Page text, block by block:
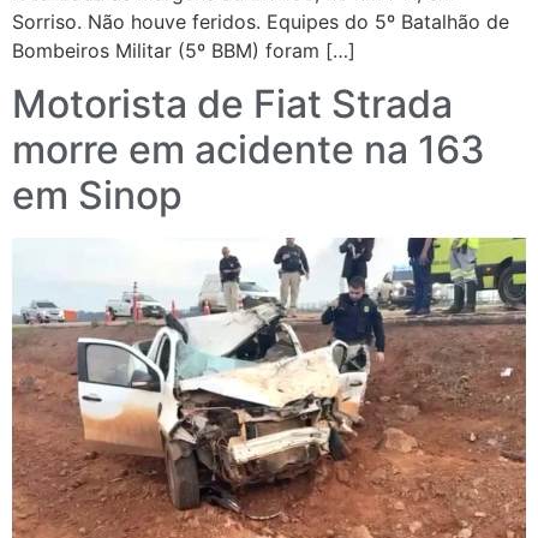
Sorriso. Não houve feridos. Equipes do 5º Batalhão de
Bombeiros Militar (5º BBM) foram […]
Motorista de Fiat Strada
morre em acidente na 163
em Sinop